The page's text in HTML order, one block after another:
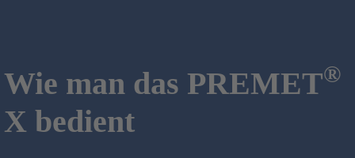
Wie man das PREMET®
X bedient